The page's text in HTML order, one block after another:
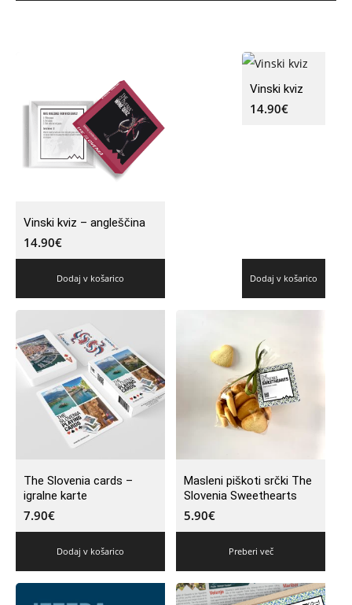
Vinski kviz – angleščina
14.90€
Dodaj v košarico
Vinski kviz
14.90€
Dodaj v košarico
The Slovenia cards –
igralne karte
7.90€
Dodaj v košarico
Masleni piškoti srčki The
Slovenia Sweethearts
5.90€
Preberi več